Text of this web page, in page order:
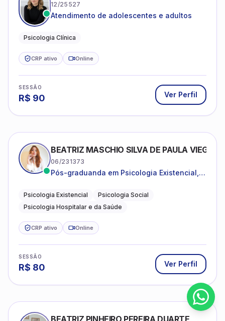
12/25527
Atendimento de adolescentes e adultos
Psicologia Clínica
CRP ativo Online
SESSÃO
R$ 90 Ver Perfil
BEATRIZ MASCHIO SILVA DE PAULA VIEGAS
06/231373
Pós-graduanda em Psicologia Existencial,
da Saúde.
Psicologia Existencial
Psicologia Social
Psicologia Hospitalar e da Saúde
CRP ativo Online
SESSÃO
R$ 80 Ver Perfil
BEATRIZ PINHEIRO PEREIRA DUARTE